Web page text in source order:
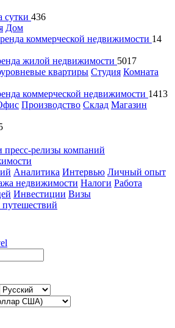
сутки 436
Дом
коммерческой недвижимости 14
жилой недвижимости 5017
квартиры Студия Комната
коммерческой недвижимости 1413
Производство Склад Магазин
релизы компаний
Аналитика Интервью Личный опыт
недвижимости Налоги Работа
Инвестиции Визы